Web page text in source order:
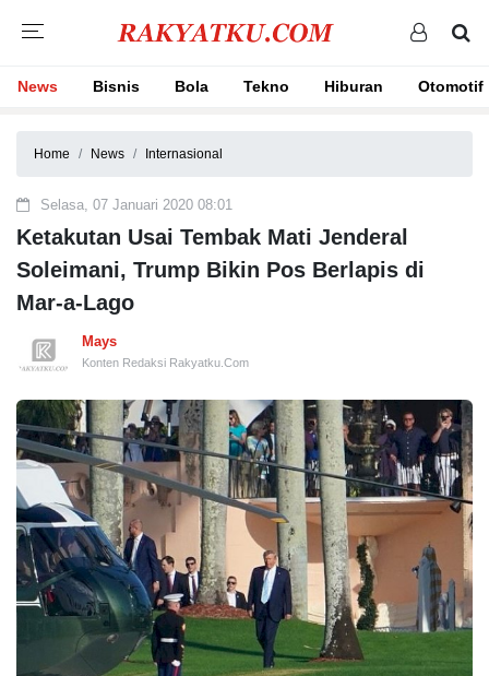
News Bisnis Bola Tekno Hiburan Otomotif
Home News Internasional
Selasa, 07 Januari 2020 08:01
Ketakutan Usai Tembak Mati Jenderal
Soleimani, Trump Bikin Pos Berlapis di
Mar-a-Lago
Mays
Konten Redaksi Rakyatku.Com